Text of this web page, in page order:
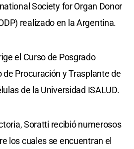
Society for Organ Donor
realizado en la Argentina.
el Curso de Posgrado
de Procuración y Trasplante de
de la Universidad ISALUD.
Soratti recibió numerosos
los cuales se encuentran el